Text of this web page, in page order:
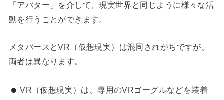
「アバター」を介して、現実世界と同じように様々な活
動を行うことができます。
メタバースとVR（仮想現実）は混同されがちですが、
両者は異なります。
VR（仮想現実）は、専用のVRゴーグルなどを装着